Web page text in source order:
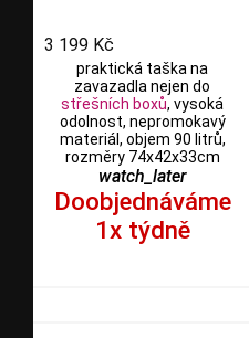
3 199 Kč
praktická taška na
zavazadla nejen do
střešních boxů, vysoká
odolnost, nepromokavý
materiál, objem 90 litrů,
rozměry 74x42x33cm
watch_later
Doobjednáváme
1x týdně